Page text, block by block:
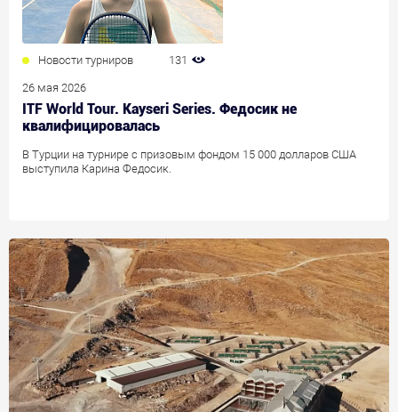
Новости турниров 131
26 мая 2026
ITF World Tour. Kayseri Series. Федосик не
квалифицировалась
В Турции на турнире с призовым фондом 15 000 долларов США
выступила Карина Федосик.